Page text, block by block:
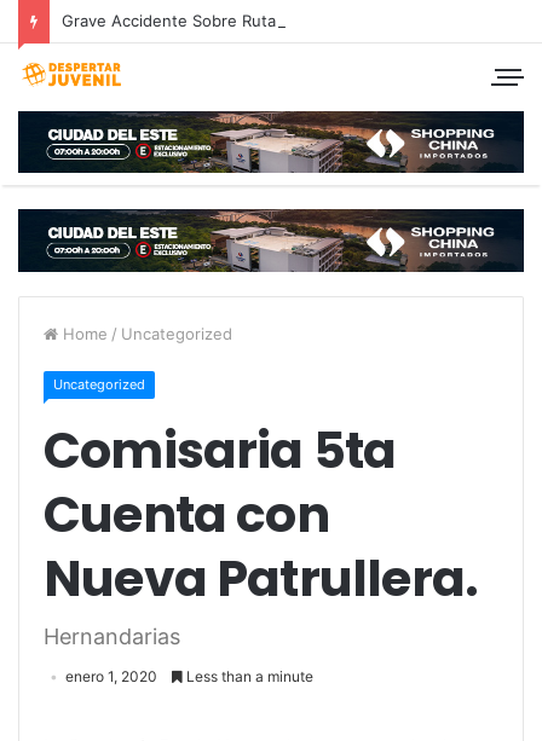
Home / Uncategorized
Uncategorized
Comisaria 5ta
Cuenta con
Nueva Patrullera.
Hernandarias
enero 1, 2020 Less than a minute